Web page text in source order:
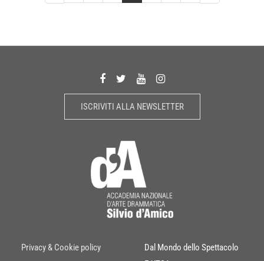
ISCRIVITI ALLA NEWSLETTER
Privacy & Cookie policy
Dal Mondo dello Spettacolo